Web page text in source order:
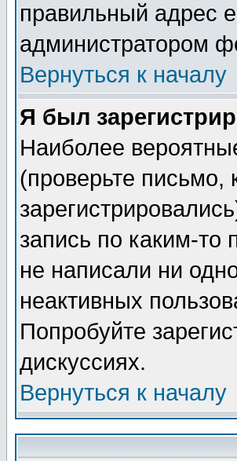
правильный адрес
администратором
Вернуться к началу
Я был
Наиболее
(проверьте письмо,
запись по каким-то
не написали ни
неактивных
Попробуйте
дискуссиях.
Вернуться к началу